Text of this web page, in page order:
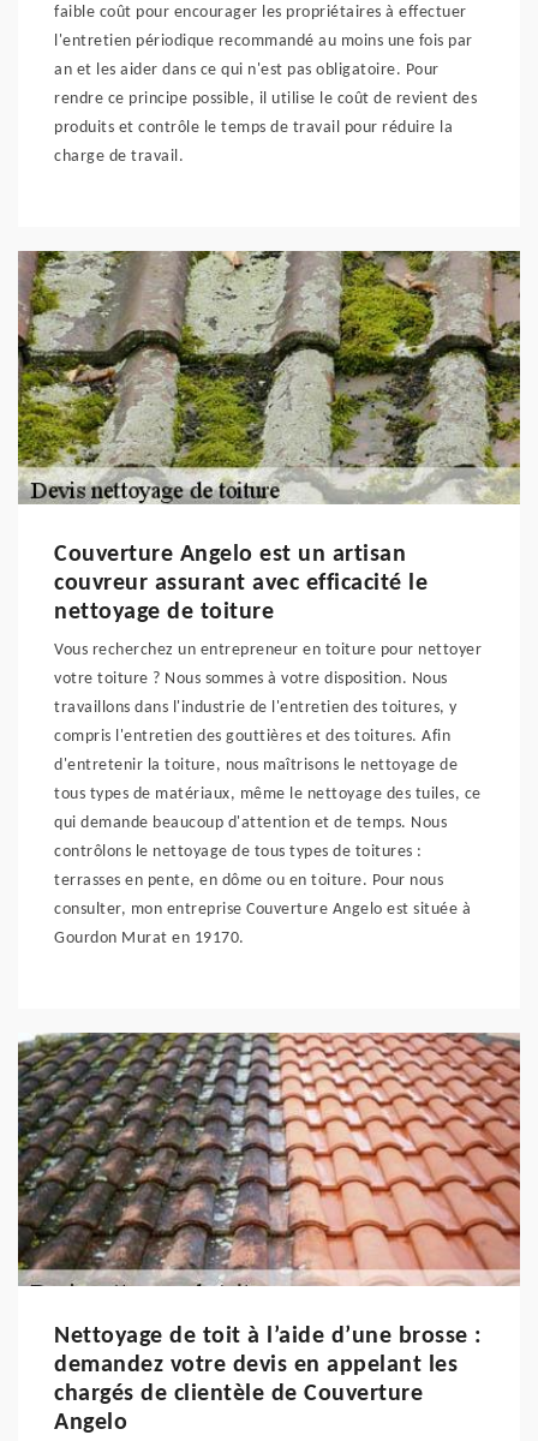
faible coût pour encourager les propriétaires à effectuer
l'entretien périodique recommandé au moins une fois par
an et les aider dans ce qui n'est pas obligatoire. Pour
rendre ce principe possible, il utilise le coût de revient des
produits et contrôle le temps de travail pour réduire la
charge de travail.
Couverture Angelo est un artisan
couvreur assurant avec efficacité le
nettoyage de toiture
Vous recherchez un entrepreneur en toiture pour nettoyer
votre toiture ? Nous sommes à votre disposition. Nous
travaillons dans l'industrie de l'entretien des toitures, y
compris l'entretien des gouttières et des toitures. Afin
d'entretenir la toiture, nous maîtrisons le nettoyage de
tous types de matériaux, même le nettoyage des tuiles, ce
qui demande beaucoup d'attention et de temps. Nous
contrôlons le nettoyage de tous types de toitures :
terrasses en pente, en dôme ou en toiture. Pour nous
consulter, mon entreprise Couverture Angelo est située à
Gourdon Murat en 19170.
Nettoyage de toit à l’aide d’une brosse :
demandez votre devis en appelant les
chargés de clientèle de Couverture
Angelo